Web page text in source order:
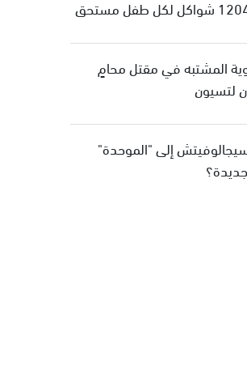
المشتبه في مقتل محامٍ
لتسيون
إلى "الموحدة"